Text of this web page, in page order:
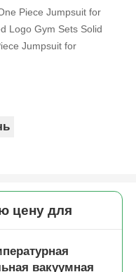
Piece Jumpsuit for
Logo Gym Sets Solid
Jumpsuit for
цену для
вакуумная